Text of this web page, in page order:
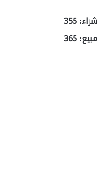
شراء: 355
مبيع: 365